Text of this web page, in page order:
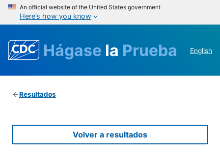
An official website of the United States government
Here’s how you know
Hágase la Prueba English
Resultados
Volver a resultados